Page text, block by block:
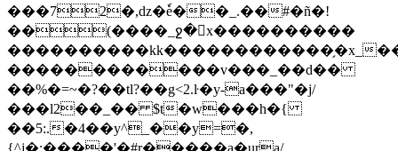
���72�,ǳ�ٗe�� _.��#�ñ�!
��(����_ջ�x����������
����������kk������������̗�x_
������������v���_��d��
��%�=~�?��tl?��g<2.ŀ�y-a���"�j/
���l2��_�� $t�w���h�{
��5:.�4��y^_��y=�,
{^j�:����'�#r�����a�ura/